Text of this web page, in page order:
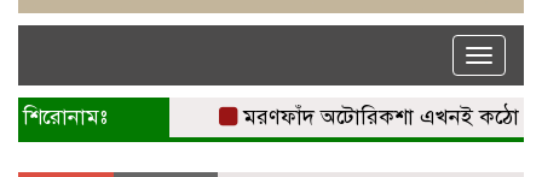
Toggle
শিরোনামঃ মরণফাঁদ অটোরিকশা এখনই কঠোর